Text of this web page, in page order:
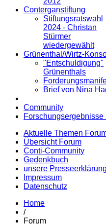
Conterganstiftung
Stiftungsratswahl
2024 - Christan
Stürmer
wiedergewählt
Grünenthal/Wirtz-
"Entschuldigung"
Grünenthals
Brief von Nina
Community
Aktuelle Themen
Übersicht Forum
Conti-Community
Gedenkbuch
unsere
Impressum
Datenschutz
Home
/
Forum